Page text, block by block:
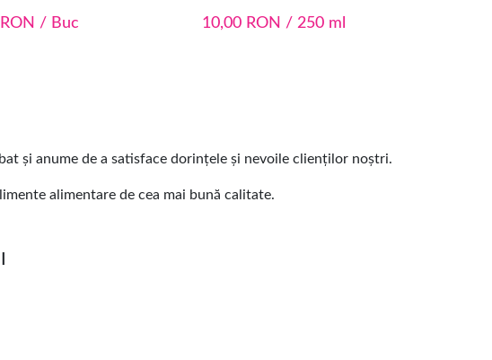
RON / Buc 10,00 RON / 250 ml
și anume de a satisface dorințele și nevoile clienților noștri.
alimentare de cea mai bună calitate.